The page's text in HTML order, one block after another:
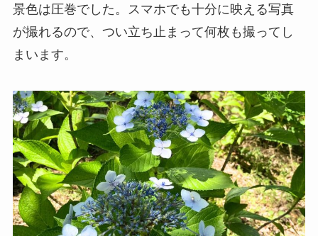
景色は圧巻でした。スマホでも十分に映える写真
が撮れるので、つい立ち止まって何枚も撮ってし
まいます。